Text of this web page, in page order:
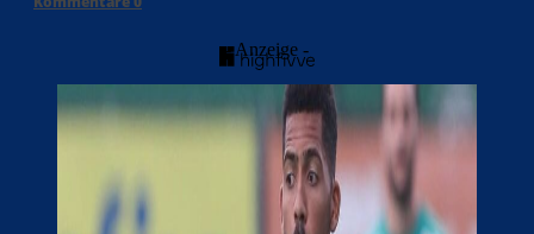
- Anzeige -